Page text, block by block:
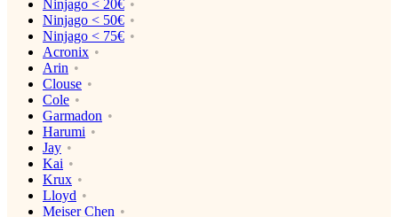
Ninjago < 20€
Ninjago < 50€
Ninjago < 75€
Acronix
Arin
Clouse
Cole
Garmadon
Harumi
Jay
Kai
Krux
Lloyd
Meiser Chen